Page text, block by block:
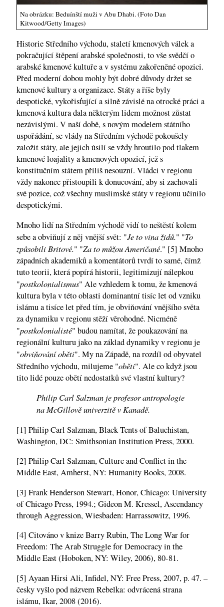
Na obrázku: Beduínští muži v Abu Dhabi. (Foto Dan
Kitwood/Getty Images)
Historie Středního východu, staletí kmenových válek a
pokračující štěpení arabské společnosti, to vše svědčí o
arabské kmenové kultuře a v systému zakořeněné opozici.
Před moderní dobou mohly být dobré důvody držet se
kmenové kultury a organizace. Státy a říše byly
despotické, vykořisťující a silně závislé na otrocké práci a
kmenová kultura dala některým lidem možnost zůstat
nezávislými. V naší době, s novým modelem státního
uspořádání, se vlády na Středním východě pokoušely
založit státy, ale jejich úsilí se vždy hroutilo pod tlakem
kmenové loajality a kmenových opozicí, jež s
konstitučním státem příliš nesouzní. Vládci v regionu
vždy nakonec přistoupili k donucování, aby si zachovali
své pozice, což všechny muslimské státy v regionu učinilo
despotickými.
Mnoho lidí na Středním východě vidí to neštěstí kolem
sebe a obviňují z něj vnější svět: "Je to vina židů." "To
způsobili Britové." "Za to můžou Američané." [5] Mnoho
západních akademiků a komentátorů tvrdí to samé, čímž
tuto teorii, která popírá historii, legitimizují nálepkou
"postkolonialismus" Ale vzhledem k tomu, že kmenová
kultura byla v této oblasti dominantní tisíc let od vzniku
islámu a tisíce let před tím, je obviňování vnějšího světa
za dynamiku v regionu stěží věrohodné. Nicméně
"postkolonialisté" budou namítat, že poukazování na
regionální kulturu jako na základ dynamiky v regionu je
"obviňování oběti". My na Západě, na rozdíl od obyvatel
Středního východu, milujeme "oběti". Ale co když jsou
tito lidé pouze obětí nedostatků své vlastní kultury?
Philip Carl Salzman je profesor antropologie
na McGillově univerzitě v Kanadě.
[1] Philip Carl Salzman, Black Tents of Baluchistan,
Washington, DC: Smithsonian Institution Press, 2000.
[2] Philip Carl Salzman, Culture and Conflict in the
Middle East, Amherst, NY: Humanity Books, 2008.
[3] Frank Henderson Stewart, Honor, Chicago: University
of Chicago Press, 1994.; Gideon M. Kressel, Ascendancy
through Aggression, Wiesbaden: Harrassowitz, 1996.
[4] Citováno v knize Barry Rubin, The Long War for
Freedom: The Arab Struggle for Democracy in the
Middle East (Hoboken, NY: Wiley, 2006), 80-81.
[5] Ayaan Hirsi Ali, Infidel, NY: Free Press, 2007, p. 47. –
česky vyšlo pod názvem Rebelka: odvrácená strana
islámu, Ikar, 2008 (2016).